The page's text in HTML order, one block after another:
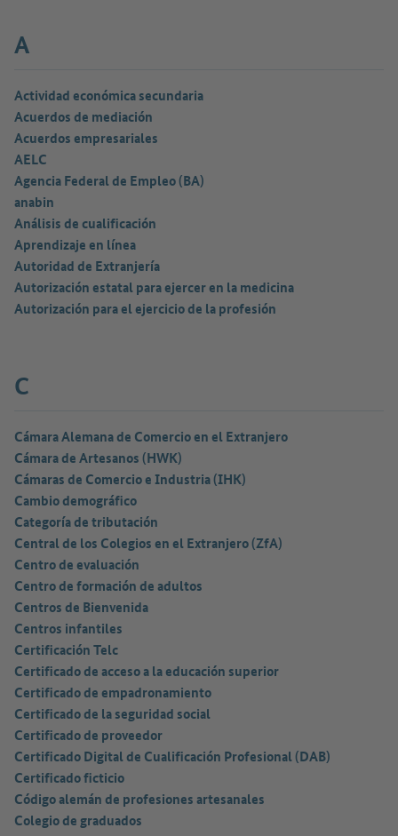
A
Actividad económica secundaria
Acuerdos de mediación
Acuerdos empresariales
AELC
Agencia Federal de Empleo (BA)
anabin
Análisis de cualificación
Aprendizaje en línea
Autoridad de Extranjería
Autorización estatal para ejercer en la medicina
Autorización para el ejercicio de la profesión
C
Cámara Alemana de Comercio en el Extranjero
Cámara de Artesanos (HWK)
Cámaras de Comercio e Industria (IHK)
Cambio demográfico
Categoría de tributación
Central de los Colegios en el Extranjero (ZfA)
Centro de evaluación
Centro de formación de adultos
Centros de Bienvenida
Centros infantiles
Certificación Telc
Certificado de acceso a la educación superior
Certificado de empadronamiento
Certificado de la seguridad social
Certificado de proveedor
Certificado Digital de Cualificación Profesional (DAB)
Certificado ficticio
Código alemán de profesiones artesanales
Colegio de graduados